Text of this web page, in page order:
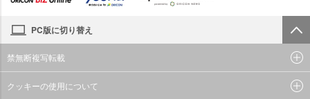
PC版に切り替え
禁無断複写転載
クッキーの使用について